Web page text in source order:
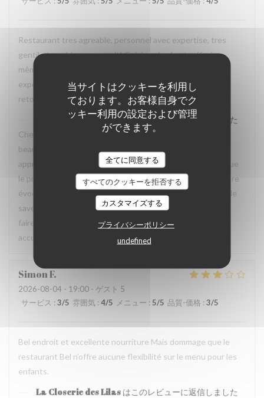
当サイトはクッキーを利用し
ております。お客様自身でク
ッキー利用の設定および管理
ができます。
全てに同意する
すべてのクッキーを拒否する
カスタマイズする
プライバシーポリシー
undefined
Restaurant tres agreable, personnel avec expertise, tres
gentil et amable avec esprit! Cuisine simple et raffiné au
même temps, avec goût. Location charmante, pour un
experience que merece de retourner plusieur fois. Je
retournerai
La Closerie des Lilas はこのレビューに返信しました
Cher Emanuele, Nous recevons vos compliments avec
beaucoup de plaisir. Nous sommes ravis que vous ayez
apprécié le charme des lieux, la qualité de la cuisine ainsi que
le professionnalisme et la gentillesse de notre équipe. Votre
évocation d’une cuisine à la fois simple, raffinée et pleine de
saveurs reflète parfaitement l’esprit que nous souhaitons
faire vivre à nos hôtes. Nous aurons grand plaisir à vous
accueillir de nouveau à La Closerie des Lilas ✨
SimonF
2026-08-04 - 19:00 - ゲスト 5
サービス : 3/5 雰囲気 : 4/5 メニュー : 5/5 品質-価格 : 3/5
Bel endroit et excellente nourriture Mais dommage que le
restaurant Bel n’offre aucune flexibilité sur le menu pour les
enfants.
La Closerie des Lilas はこのレビューに返信しました